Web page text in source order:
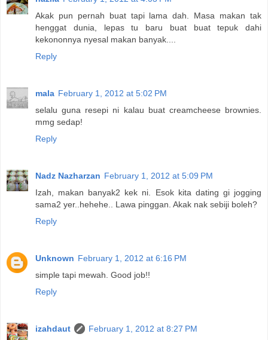
Akak pun pernah buat tapi lama dah. Masa makan tak
henggat dunia, lepas tu baru buat buat tepuk dahi
kekononnya nyesal makan banyak....
Reply
mala February 1, 2012 at 5:02 PM
selalu guna resepi ni kalau buat creamcheese brownies.
mmg sedap!
Reply
Nadz Nazharzan February 1, 2012 at 5:09 PM
Izah, makan banyak2 kek ni. Esok kita dating gi jogging
sama2 yer..hehehe.. Lawa pinggan. Akak nak sebiji boleh?
Reply
Unknown February 1, 2012 at 6:16 PM
simple tapi mewah. Good job!!
Reply
izahdaut
February 1, 2012 at 8:27 PM